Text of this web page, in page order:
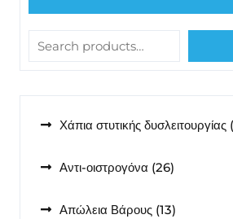
Χάπια στυτικής δυσλειτουργίας
Αντι-οιστρογόνα 2626
Απώλεια Βάρους 1313